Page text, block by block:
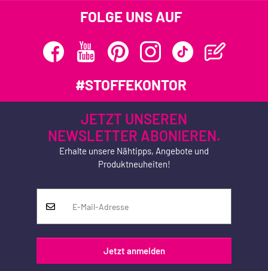
FOLGE UNS AUF
#STOFFEKONTOR
JETZT UNSEREN
NEWSLETTER ABONIEREN.
Erhalte unsere Nähtipps, Angebote und
Produktneuheiten!
Jetzt anmelden